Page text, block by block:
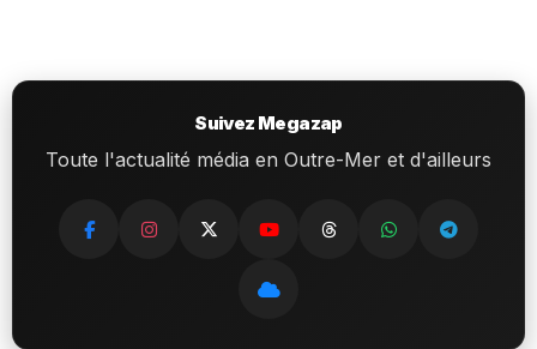
Suivez Megazap
Toute l'actualité média en Outre-Mer et d'ailleurs